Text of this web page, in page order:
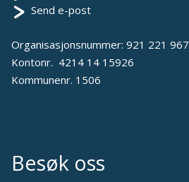
Send e-post
Organisasjonsnummer: 921 221 967
Kontonr. 4214 14 15926
Kommunenr. 1506
Besøk oss